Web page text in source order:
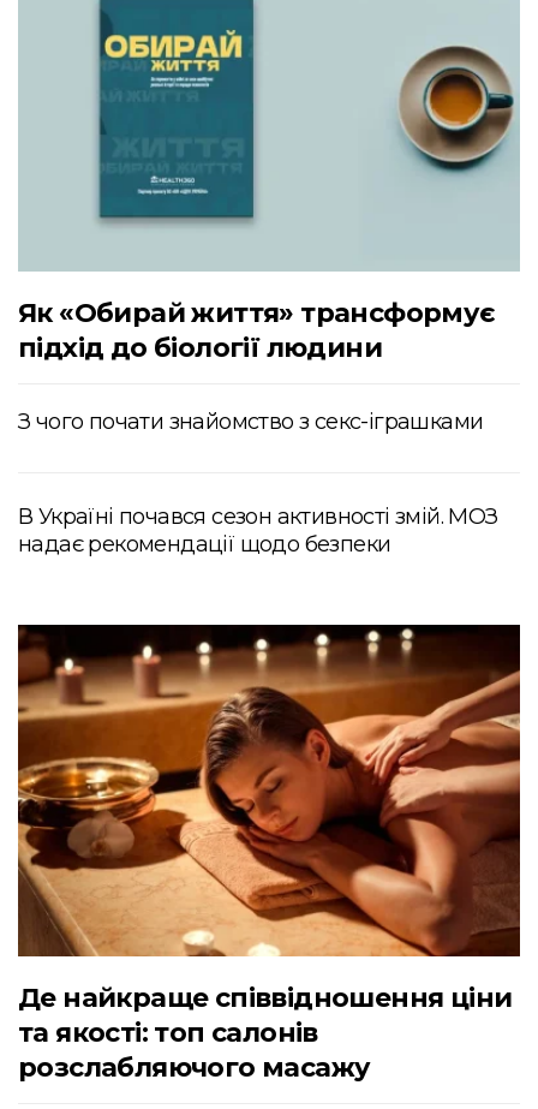
Як «Обирай життя» трансформує
підхід до біології людини
З чого почати знайомство з секс-іграшками
В Україні почався сезон активності змій. МОЗ
надає рекомендації щодо безпеки
Де найкраще співвідношення ціни
та якості: топ салонів
розслабляючого масажу